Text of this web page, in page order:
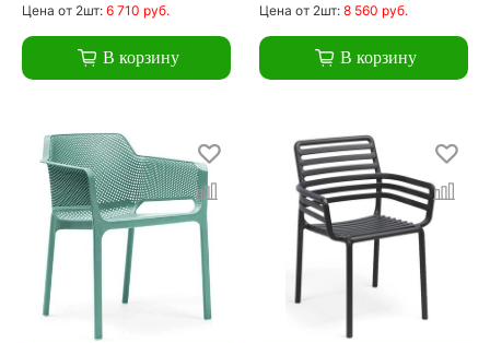
Цена от 2шт: 6 710 руб.
В корзину
Цена от 2шт: 8 560 руб.
В корзину